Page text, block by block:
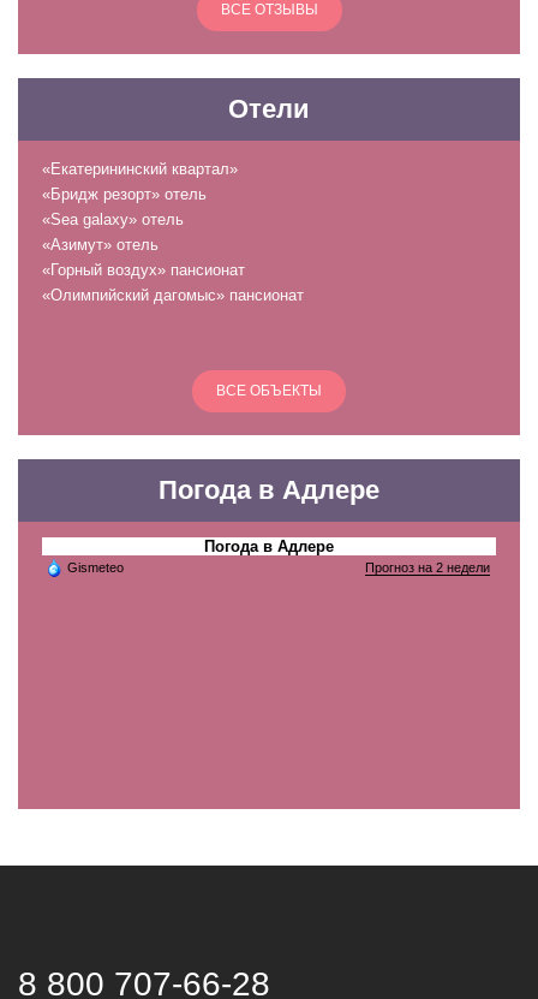
ВСЕ ОТЗЫВЫ
Отели
«Екатерининский квартал»
«Бридж резорт» отель
«Sea galaxy» отель
«Азимут» отель
«Горный воздух» пансионат
«Олимпийский дагомыс» пансионат
ВСЕ ОБЪЕКТЫ
Погода в Адлере
Погода в Адлере
Gismeteo Прогноз на 2 недели
8 800 707-66-28